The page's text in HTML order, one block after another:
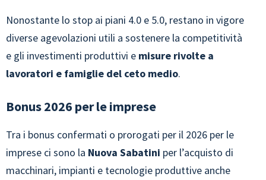
Nonostante lo stop ai piani 4.0 e 5.0, restano in vigore
diverse agevolazioni utili a sostenere la competitività
e gli investimenti produttivi e misure rivolte a
lavoratori e famiglie del ceto medio.
Bonus 2026 per le imprese
Tra i bonus confermati o prorogati per il 2026 per le
imprese ci sono la Nuova Sabatini per l’acquisto di
macchinari, impianti e tecnologie produttive anche